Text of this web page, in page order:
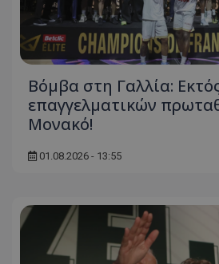
Βόμβα στη Γαλλία:
επαγγελματικών
Μονακό!
01.08.2026 - 13:55